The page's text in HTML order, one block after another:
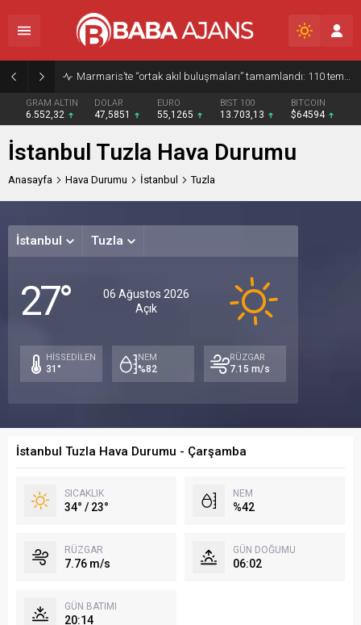
Marmaris’te “ortak akıl buluşmaları” tamamlandı: 110 temsilciyle kentin 2050 vizyonu ele alındı
GRAM ALTIN
6.552,32
DOLAR
47,5851
EURO
55,1265
BIST 100
13.703,13
BITCOIN
$64594
İstanbul Tuzla Hava Durumu
Anasayfa Hava Durumu İstanbul Tuzla
İstanbul Tuzla
27°
06 Ağustos 2026
Açık
HİSSEDİLEN
31°
NEM
%82
RÜZGAR
7.15 m/s
İstanbul Tuzla Hava Durumu - Çarşamba
SICAKLIK
34° / 23°
NEM
%42
RÜZGAR
7.76 m/s
GÜN DOĞUMU
06:02
GÜN BATIMI
20:14